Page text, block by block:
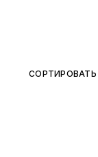
СОРТИРОВАТЬ